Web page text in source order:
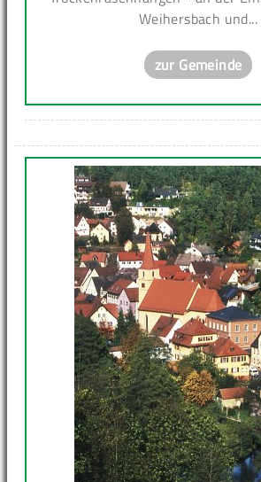
Weihersbach und...
zur Gemeinde